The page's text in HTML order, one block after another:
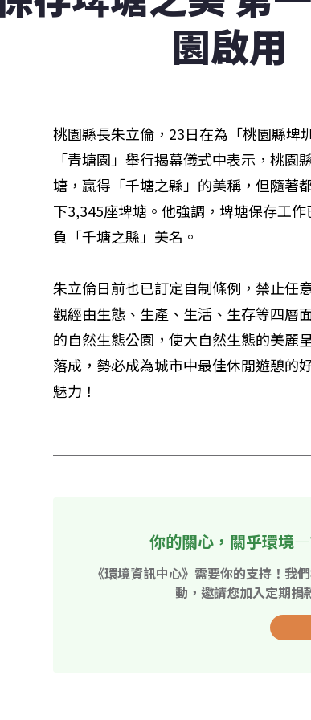
園啟用
桃園縣長朱立倫，23日在為「桃園縣埤
「青塘園」舉行揭幕儀式中表示，桃
塘，贏得「千塘之縣」的美稱，但隨著
下3,345座埤塘。他強調，埤塘保存工
負「千塘之縣」美名。
朱立倫日前也已訂定自制條例，禁止任
觀經由生態、生產、生活、生存等四層
的自然生態公園，使大自然生態的美麗
落成，勢必成為城市中最佳休閒遊憩的
魅力！
你的關心，關乎環境
《環境資訊中心》需要你的支持！我
動，邀請您加入定期捐